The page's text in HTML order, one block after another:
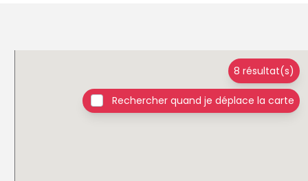
8 résultat(s)
Rechercher quand je déplace la carte